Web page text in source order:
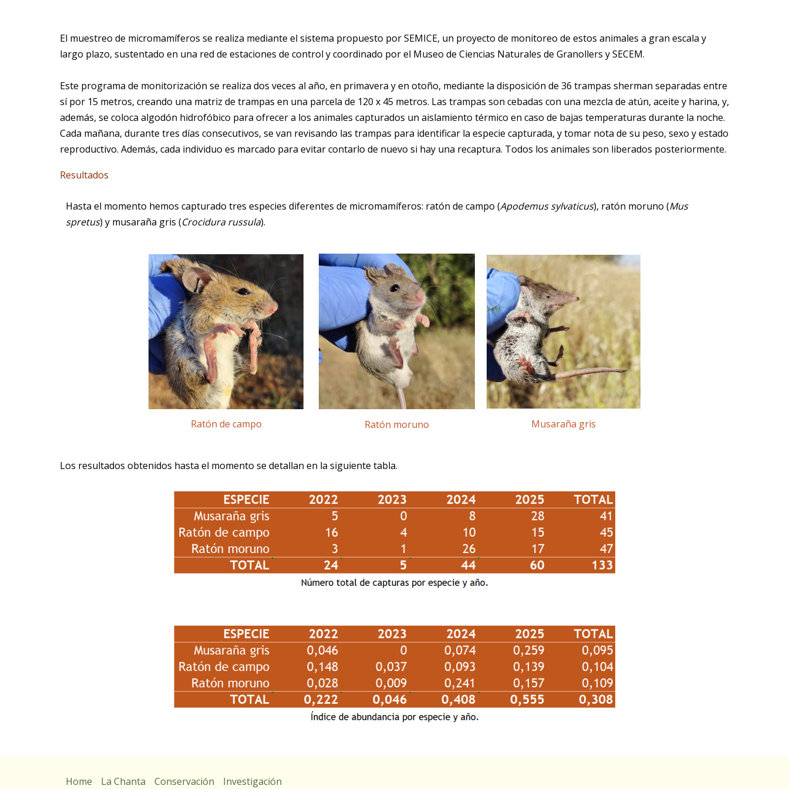
El muestreo de micromamíferos se realiza mediante el sistema propuesto porSEMICE, un proyecto de monitoreo de estos animales a gran escala y
largo plazo, sustentado en una red de estaciones de control y coordinado por el Museo de Ciencias Naturales de Granollers y SECEM.
Este programa de monitorización se realiza dos veces al año, en primavera y en otoño, mediante la disposición de 36 trampas sherman separadas entre
sí por 15 metros, creando una matriz de trampas en una parcela de 120 x 45 metros. Las trampas son cebadas con una mezcla de atún, aceite y harina, y,
además, se coloca algodón hidrofóbico para ofrecer a los animales capturados un aislamiento térmico en caso de bajas temperaturas durante la noche.
Cada mañana, durante tres días consecutivos, se van revisando las trampas para identificar la especie capturada, y tomar nota de su peso, sexo y estado
reproductivo. Además, cada individuo es marcado para evitar contarlo de nuevo si hay una recaptura. Todos los animales son liberados posteriormente.
Resultados
Hasta el momento hemos capturado tres especies diferentes de micromamíferos: ratón de campo (Apodemus sylvaticus), ratón moruno (Mus
spretus) y musaraña gris (Crocidura russula).
Ratón de campo Ratón moruno Musaraña gris
Los resultados obtenidos hasta el momento se detallan en la siguiente tabla.
Home La Chanta Conservación Investigación